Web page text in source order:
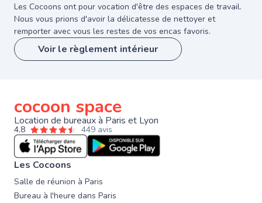
Les Cocoons ont pour vocation d'être des espaces de travail.
Nous vous prions d'avoir la délicatesse de nettoyer et
remporter avec vous les restes de vos encas favoris.
Voir le règlement intérieur
cocoon space
Location de bureaux à Paris et Lyon
4,8 449 avis
Les Cocoons
Salle de réunion à Paris
Bureau à l'heure dans Paris